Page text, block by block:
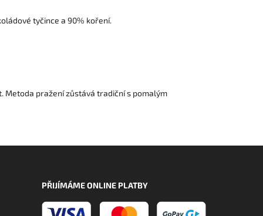
tyčince a 90% koření.
Metoda pražení zůstává tradiční s pomalým
PŘIJÍMÁME ONLINE PLATBY